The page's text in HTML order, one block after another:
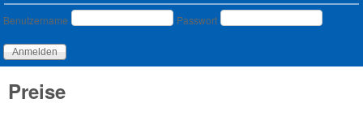
Benutzeranmeldung
Benutzername Passwort
Preise